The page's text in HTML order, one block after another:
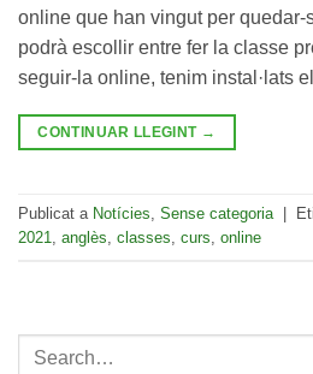
online que han vingut per
podrà escollir entre fer la classe
seguir-la online, tenim instal·lats
CONTINUAR LLEGINT →
Publicat a Notícies, Sense categoria
2021, anglès, classes, curs, online